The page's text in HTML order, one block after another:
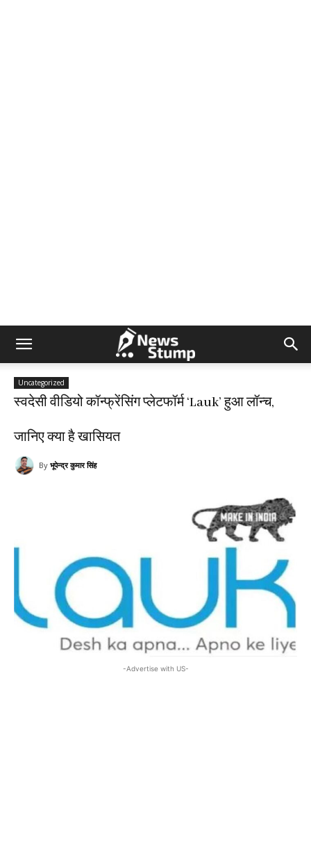
Uncategorized
स्वदेसी वीडियो कॉन्फ्रेंसिंग प्लेटफॉर्म ‘Lauk’ हुआ लॉन्च,
जानिए क्या है खासियत
By भूपेन्द्र कुमार सिंह
-Advertise with US-